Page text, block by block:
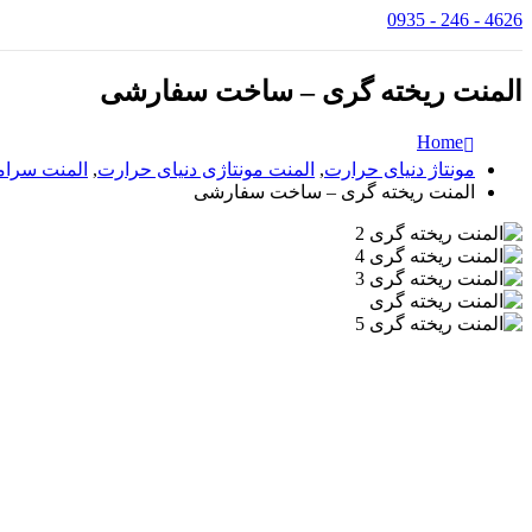
4626 - 246 - 0935
المنت ریخته گری – ساخت سفارشی
Home
مونتاژ دنیای حرارت, المنت مونتاژی دنیای حرارت, المنت
المنت ریخته گری – ساخت سفارشی